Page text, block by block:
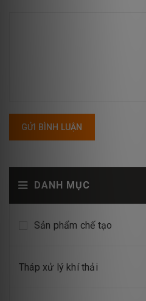
DANH MỤC
Sản phẩm chế tạo
Tháp xử lý khí thải
GỬI BÌNH LUẬN